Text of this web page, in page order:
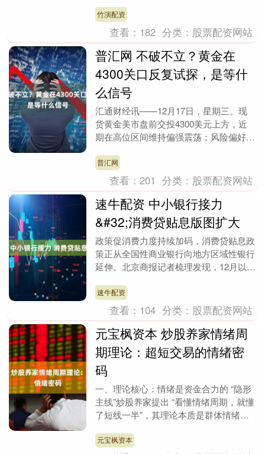
明....
竹演配资
查看： 182 分类： 股票配资网站
普汇网 不破不立？黄金在
4300关口反复试探，是等什
么信号
汇通财经讯——12月17日，星期三。现
货黄金美市盘前交投4300美元上方，近
期在高位区间维持偏强震荡；风险偏好在
汇网，令黄金....
普汇网
查看：201 分类： 股票配资网站
速牛配资 中小银行接力
&#32;消费贷贴息版图扩大
政策促消费力度持续加码，消费贷贴息政
策正从全国性商业银行向地方区域性银行
延伸。北京商报记者梳理发现，12月以来
台配套政策，将....
速牛配资
查看： 104 分类： 股票配资网站
元宝枫资本 炒股养家情绪周
期理论：超短交易的情绪密
码
​​一、理论核心：情绪是资金合力的 “隐形
主线”炒股养家提出 “看懂情绪周期，就懂
了短线一半”，其理论本质是群体情绪的
可概括....
元宝枫资本